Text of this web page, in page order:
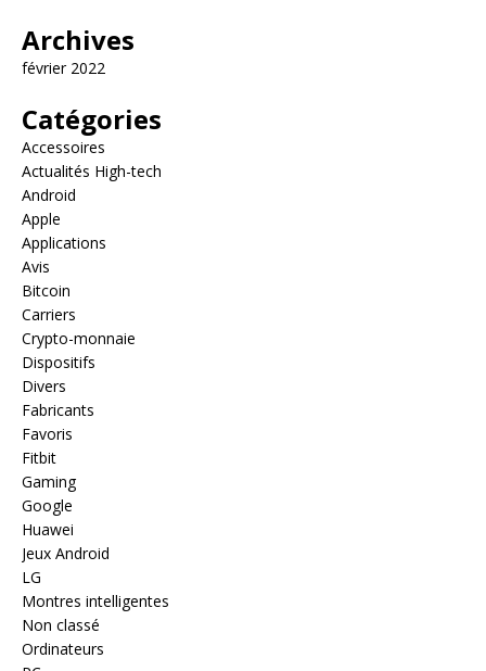
Archives
février 2022
Catégories
Accessoires
Actualités High-tech
Android
Apple
Applications
Avis
Bitcoin
Carriers
Crypto-monnaie
Dispositifs
Divers
Fabricants
Favoris
Fitbit
Gaming
Google
Huawei
Jeux Android
LG
Montres intelligentes
Non classé
Ordinateurs